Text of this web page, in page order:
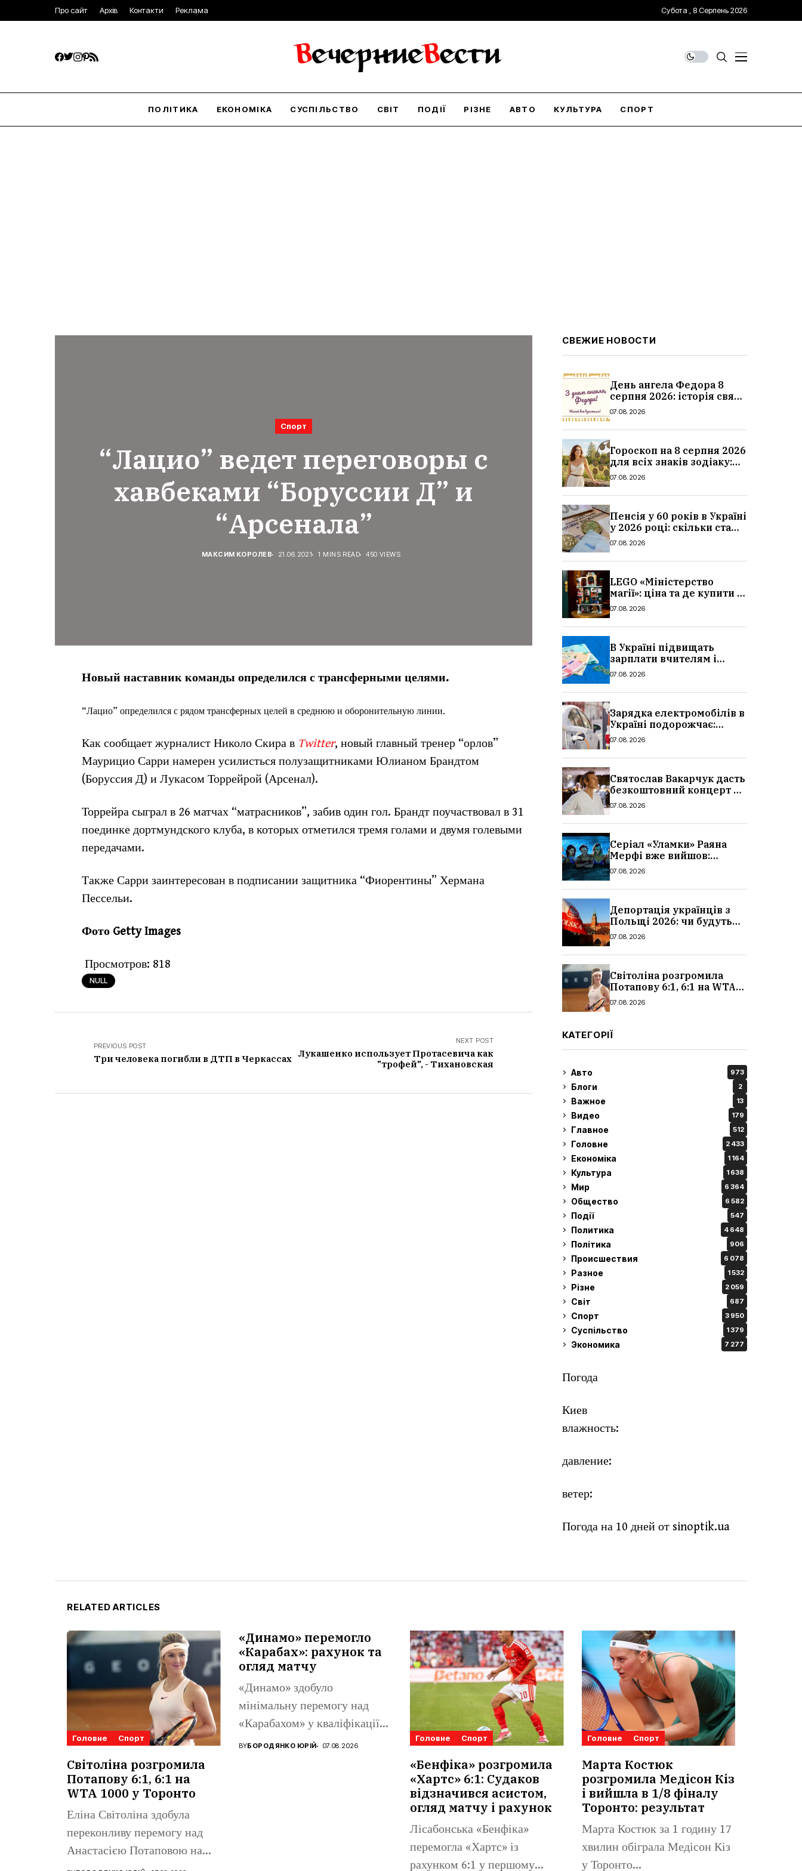
Про сайт Архів Контакти Реклама Субота , 8 Серпень 2026
ПОЛІТИКА ЕКОНОМІКА СУСПІЛЬСТВО СВІТ ПОДІЇ РІЗНЕ АВТО КУЛЬТУРА СПОРТ
Спорт
“Лацио” ведет переговоры с
хавбеками “Боруссии Д” и
“Арсенала”
МАКСИМ КОРОЛЕВ 21.06.2021 1 MINS READ 450 VIEWS
Новый наставник команды определился с трансферными целями.
“Лацио” определился с рядом трансферных целей в среднюю и оборонительную линии.
Как сообщает журналист Николо Скира в Twitter, новый главный тренер “орлов”
Маурицио Сарри намерен усилисться полузащитниками Юлианом Брандтом
(Боруссия Д) и Лукасом Торрейрой (Арсенал).
Торрейра сыграл в 26 матчах “матрасников”, забив один гол. Брандт поучаствовал в 31
поединке дортмундского клуба, в которых отметился тремя голами и двумя голевыми
передачами.
Также Сарри заинтересован в подписании защитника “Фиорентины” Хермана
Пессельи.
Фото Getty Images
Просмотров: 818
NULL
PREVIOUS POST
Три человека погибли в ДТП в Черкассах
NEXT POST
Лукашенко использует Протасевича как
"трофей", - Тихановская
СВЕЖИЕ НОВОСТИ
День ангела Федора 8
серпня 2026: історія свята,
значення імені,
прозі
07.08.2026
Гороскоп на 8 серпня 2026
для всіх знаків зодіаку:
кохання, гроші та справи
07.08.2026
Пенсія у 60 років в Україні
у 2026 році: скільки стажу
потрібно, умови, кому
07.08.2026
LEGO «Міністерство
магії»: ціна та де купити в
Україні
07.08.2026
В Україні підвищать
зарплати вчителям і
стипендії студентам з 1
суми, розмір
07.08.2026
Зарядка електромобілів в
Україні подорожчає:
причина і нові ціни з
07.08.2026
Святослав Вакарчук дасть
безкоштовний концерт у
Львові: дата і місце
07.08.2026
Серіал «Уламки» Раяна
Мерфі вже вийшов:
сюжет, актори та всі
07.08.2026
Депортація українців з
Польщі 2026: чи будуть
висилати українських
07.08.2026
Світоліна розгромила
Потапову 6:1, 6:1 на WTA
1000 у Торонто
07.08.2026
КАТЕГОРІЇ
Авто 973
Блоги 2
Важное 13
Видео 179
Главное 512
Головне 2 433
Економіка 1 164
Культура 1 638
Мир 6 364
Общество 6 582
Події 547
Политика 4 648
Політика 906
Происшествия 6 078
Разное 1 532
Різне 2 059
Світ 687
Спорт 3 950
Суспільство 1 379
Экономика 7 277
Погода
Киев
влажность:
давление:
ветер:
Погода на 10 дней от sinoptik.ua
RELATED ARTICLES
Головне Спорт
Світоліна розгромила
Потапову 6:1, 6:1 на
WTA 1000 у Торонто
Еліна Світоліна здобула
переконливу перемогу над
Анастасією Потаповою на
«Динамо» перемогло
«Карабах»: рахунок та
огляд матчу
«Динамо» здобуло
мінімальну перемогу над
«Карабахом» у кваліфікації
Ліги конференцій. Матвій
BYБОРОДЯНКО ЮРІЙ 07.08.2026
Головне Спорт
«Бенфіка» розгромила
«Хартс» 6:1: Судаков
відзначився асистом,
огляд матчу і рахунок
Лісабонська «Бенфіка»
перемогла «Хартс» із
рахунком 6:1 у першому
Головне Спорт
Марта Костюк
розгромила Медісон Кіз
і вийшла в 1/8 фіналу
Торонто: результат
Марта Костюк за 1 годину 17
хвилин обіграла Медісон Кіз
у Торонто...